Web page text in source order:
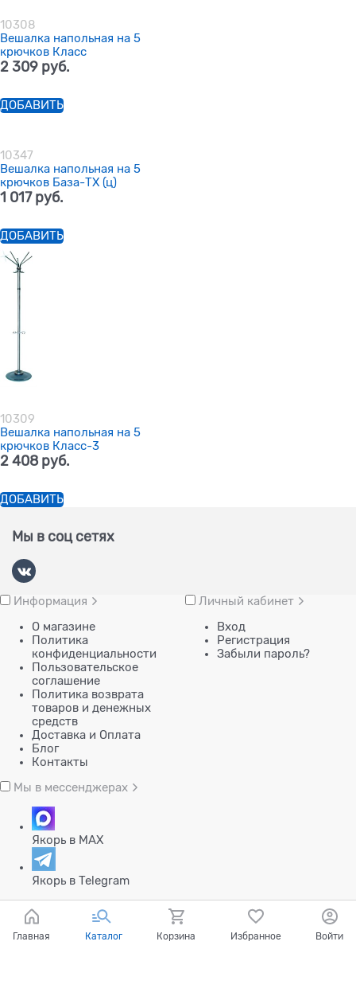
10308
Вешалка напольная на 5
крючков Класс
2 309 руб.
ДОБАВИТЬ
10347
Вешалка напольная на 5
крючков База-ТХ (ц)
1 017 руб.
ДОБАВИТЬ
10309
Вешалка напольная на 5
крючков Класс-3
2 408 руб.
ДОБАВИТЬ
Мы в соц сетях
Информация
О магазине
Политика
конфиденциальности
Пользовательское
соглашение
Политика возврата
товаров и денежных
средств
Доставка и Оплата
Блог
Контакты
Личный кабинет
Вход
Регистрация
Забыли пароль?
Мы в мессенджерах
Якорь в MAX
Якорь в Telegram
Главная Каталог Корзина Избранное Войти